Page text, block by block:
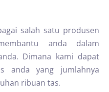
salah satu produsen
anda dalam
Dimana kami dapat
anda yang jumlahnya
ribuan tas.